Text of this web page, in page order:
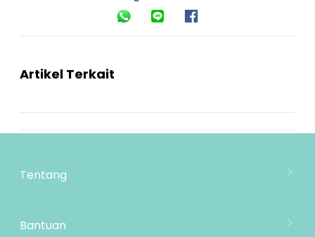
Artikel Terkait
Tentang
Lokasi Toko
Bantuan